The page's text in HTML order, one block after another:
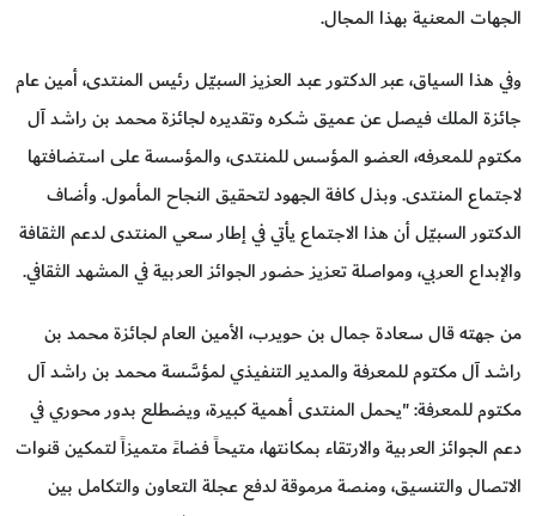
الجهات المعنية بهذا المجال.
وفي هذا السياق، عبر الدكتور عبد العزيز السبيّل رئيس المنتدى، أمين عام
جائزة الملك فيصل عن عميق شكره وتقديره لجائزة محمد بن راشد آل
مكتوم للمعرفه، العضو المؤسس للمنتدى، والمؤسسة على استضافتها
لاجتماع المنتدى. وبذل كافة الجهود لتحقيق النجاح المأمول. وأضاف
الدكتور السبيّل أن هذا الاجتماع يأتي في إطار سعي المنتدى لدعم الثقافة
والإبداع العربي، ومواصلة تعزيز حضور الجوائز العربية في المشهد الثقافي.
من جهته قال سعادة جمال بن حويرب، الأمين العام لجائزة محمد بن
راشد آل مكتوم للمعرفة والمدير التنفيذي لمؤسَّسة محمد بن راشد آل
مكتوم للمعرفة: "يحمل المنتدى أهمية كبيرة، ويضطلع بدور محوري في
دعم الجوائز العربية والارتقاء بمكانتها، متيحاً فضاءً متميزاً لتمكين قنوات
الاتصال والتنسيق، ومنصة مرموقة لدفع عجلة التعاون والتكامل بين